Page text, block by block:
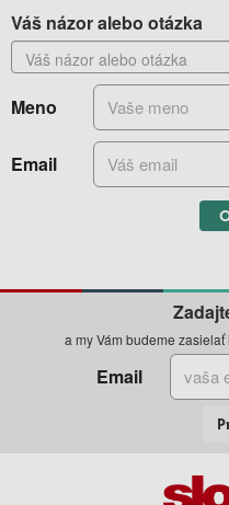
Váš názor alebo otázka
Meno
Email
a my Vám budeme
Email